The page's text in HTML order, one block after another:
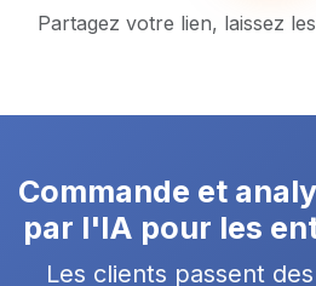
Partagez votre lien, laissez
Commande et
par l'IA pour les
Les clients passent